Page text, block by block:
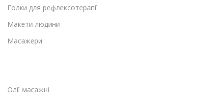
Голки для рефлексотерапії
Макети людини
Масажери
Олії масажні